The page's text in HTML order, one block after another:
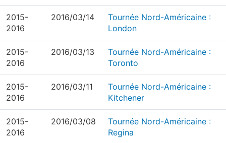
2015-
2016
2016/03/14
Tournée Nord-Américaine :
London
2015-
2016
2016/03/13
Tournée Nord-Américaine :
Toronto
2015-
2016
2016/03/11
Tournée Nord-Américaine :
Kitchener
2015-
2016
2016/03/08
Tournée Nord-Américaine :
Regina